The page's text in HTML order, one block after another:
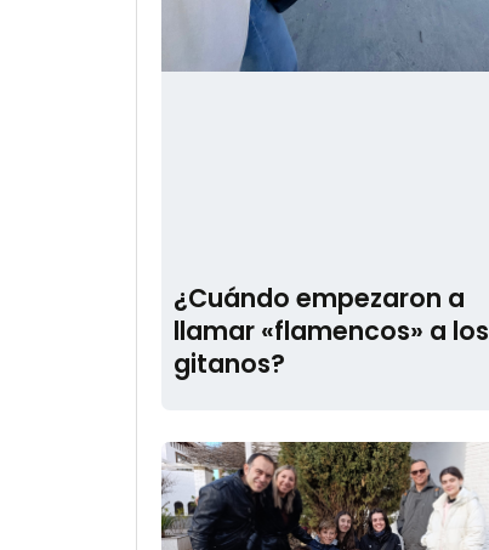
¿Cuándo empezaron a
llamar «flamencos» a los
gitanos?